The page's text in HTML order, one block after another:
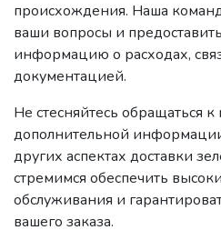
происхождения. Наша
ваши вопросы и
информацию о расходах,
документацией.
Не стесняйтесь обращаться
дополнительной
других аспектах доставки
стремимся обеспечить
обслуживания и
вашего заказа.